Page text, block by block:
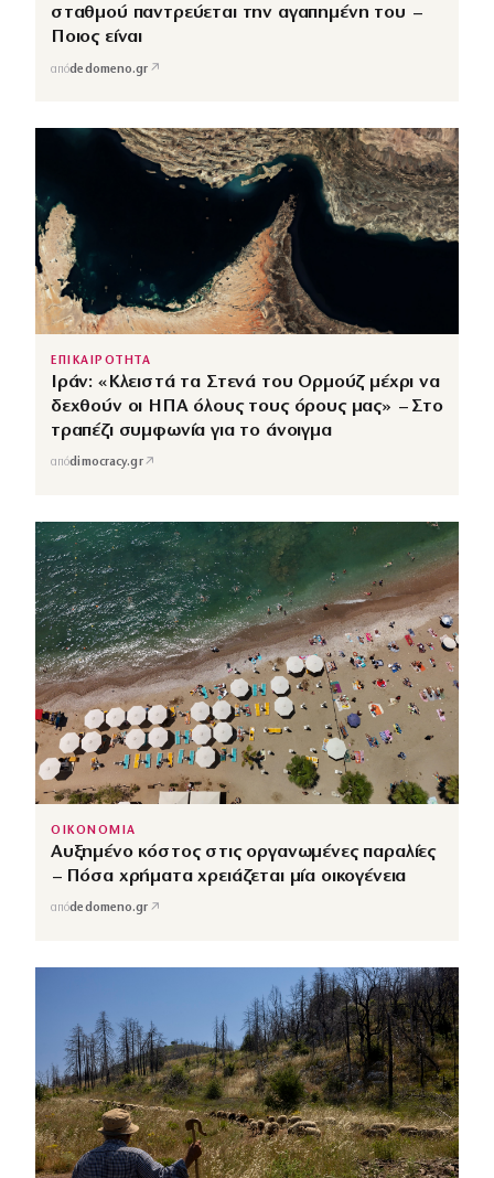
σταθμού παντρεύεται την αγαπημένη του –
Ποιος είναι
απόdedomeno.gr ↗
ΕΠΙΚΑΙΡΟΤΗΤΑ
Ιράν: «Κλειστά τα Στενά του Ορμούζ μέχρι να
δεχθούν οι ΗΠΑ όλους τους όρους μας» – Στο
τραπέζι συμφωνία για το άνοιγμα
απόdimocracy.gr↗
ΟΙΚΟΝΟΜΙΑ
Αυξημένο κόστος στις οργανωμένες παραλίες
– Πόσα χρήματα χρειάζεται μία οικογένεια
απόdedomeno.gr ↗